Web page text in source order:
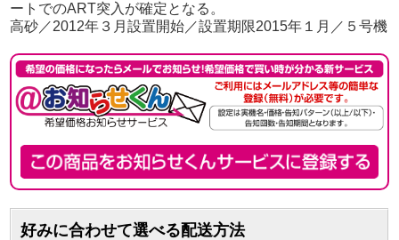
ートでのART突入が確定となる。
高砂／2012年３月設置開始／設置期限2015年１月／５号機
好みに合わせて選べる配送方法